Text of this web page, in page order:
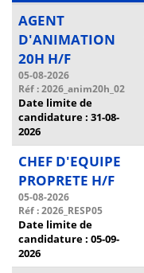
AGENT
D'ANIMATION
20H H/F
05-08-2026
Réf : 2026_anim20h_02
Date limite de
candidature : 31-08-
2026
CHEF D'EQUIPE
PROPRETE H/F
05-08-2026
Réf : 2026_RESP05
Date limite de
candidature : 05-09-
2026